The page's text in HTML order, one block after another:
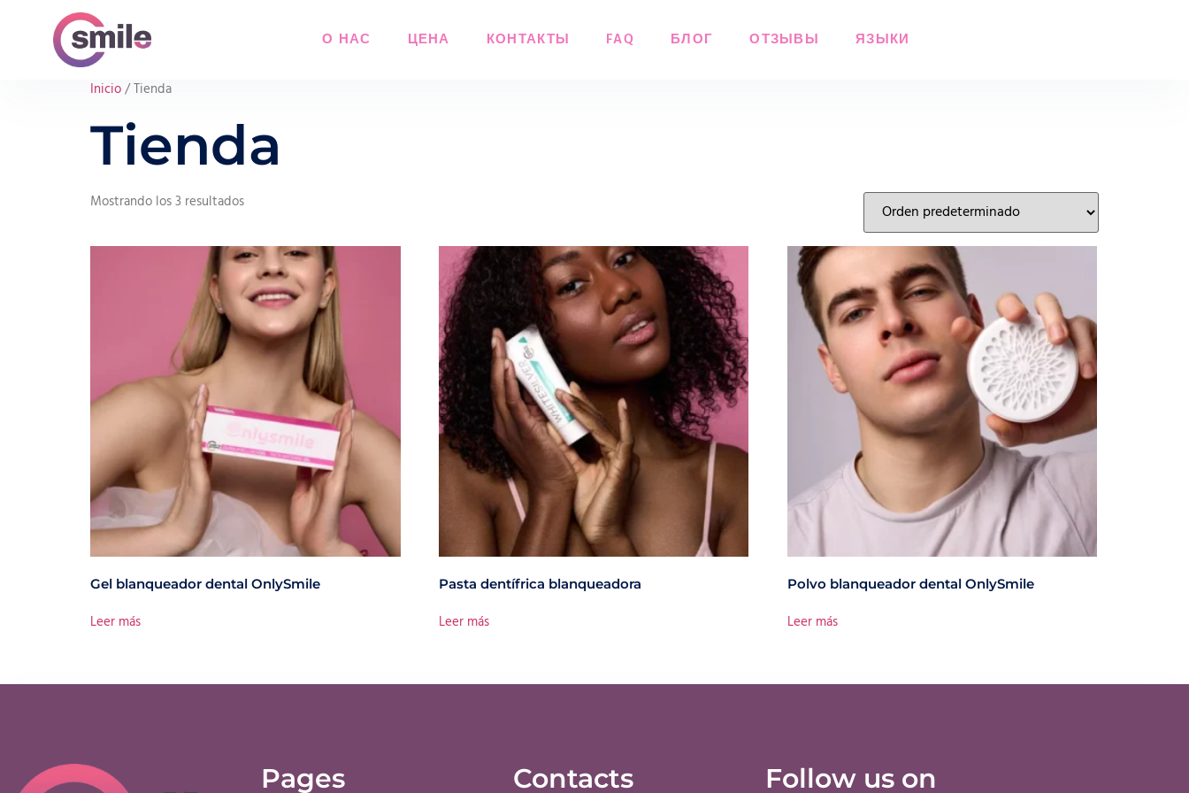
О НАС ЦЕНА КОНТАКТЫ FAQ БЛОГ ОТЗЫВЫ ЯЗЫКИ
Inicio/ Tienda
Tienda
Mostrando los 3 resultados
Gel blanqueador dental OnlySmile
Leer más
Pasta dentífrica blanqueadora
Leer más
Polvo blanqueador dental OnlySmile
Leer más
Pages Contacts Follow us on